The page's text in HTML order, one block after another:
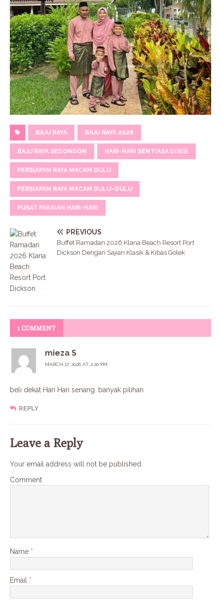
BAJU RAYA BAJU RAYA 2026
BAJU RAYA SEDONDON HARI-HARI SENTIASA DISISI
PERSIAPAN RAYA MACAM DULU
PERSIAPAN RAYA MACAM DULU–DULU
PUSAT PAKAIAN HARI-HARI
PREVIOUS
Buffet Ramadan 2026 Klana Beach Resort Port
Dickson Dengan Sajian Klasik & Kibas Golek
1 COMMENT
mieza S
MARCH 17, 2026 AT 2:20 PM
beli dekat Hari Hari senang. banyak pilihan
REPLY
Leave a Reply
Your email address will not be published.
Comment
Name *
Email *